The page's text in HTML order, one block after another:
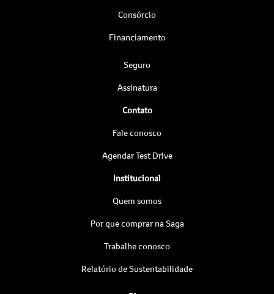
Consórcio
Financiamento
Seguro
Assinatura
Contato
Fale conosco
Agendar Test Drive
Institucional
Quem somos
Por que comprar na Saga
Trabalhe conosco
Relatório de Sustentabilidade